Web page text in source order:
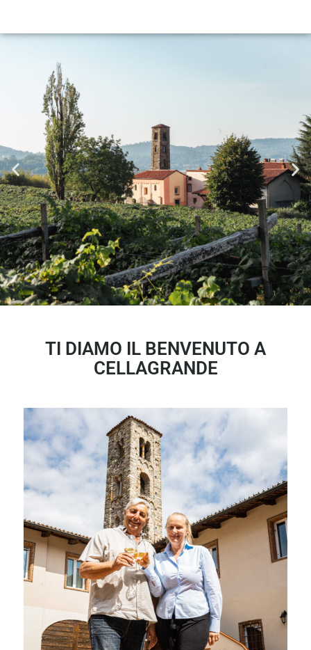
TI DIAMO IL BENVENUTO A
CELLAGRANDE